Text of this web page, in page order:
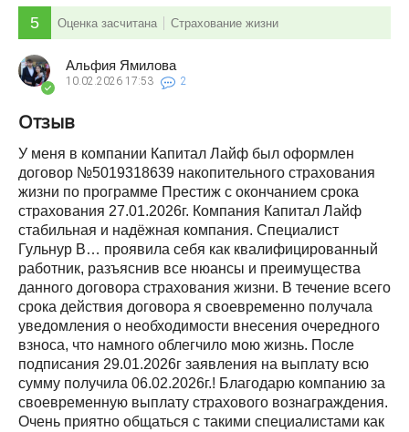
5 Оценка засчитана Страхование жизни
Альфия Ямилова
10.02.2026 17:53 2
Отзыв
У меня в компании Капитал Лайф был оформлен
договор №5019318639 накопительного страхования
жизни по программе Престиж с окончанием срока
страхования 27.01.2026г. Компания Капитал Лайф
стабильная и надёжная компания. Специалист
Гульнур В… проявила себя как квалифицированный
работник, разъяснив все нюансы и преимущества
данного договора страхования жизни. В течение всего
срока действия договора я своевременно получала
уведомления о необходимости внесения очередного
взноса, что намного облегчило мою жизнь. После
подписания 29.01.2026г заявления на выплату всю
сумму получила 06.02.2026г.! Благодарю компанию за
своевременную выплату страхового вознаграждения.
Очень приятно общаться с такими специалистами как